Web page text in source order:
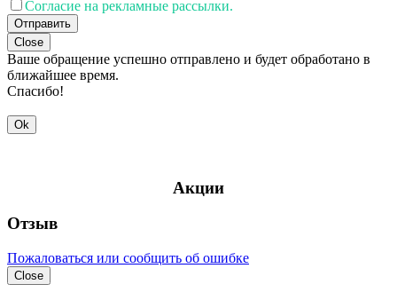
Согласие на рекламные рассылки.
Отправить
Close
Ваше обращение успешно отправлено и будет обработано в
ближайшее время.
Спасибо!
Ok
Акции
Отзыв
Пожаловаться или сообщить об ошибке
Close